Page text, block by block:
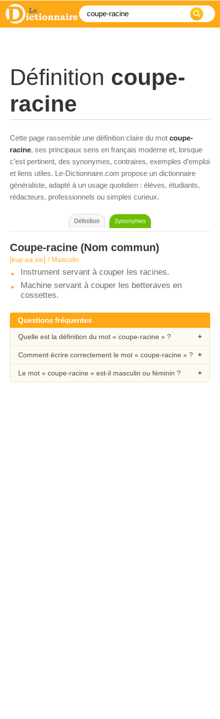
Définition coupe-
racine
Cette page rassemble une définition claire du mot coupe-
racine, ses principaux sens en français moderne et, lorsque
c’est pertinent, des synonymes, contraires, exemples d’emploi
et liens utiles. Le-Dictionnaire.com propose un dictionnaire
généraliste, adapté à un usage quotidien : élèves, étudiants,
rédacteurs, professionnels ou simples curieux.
Définition Synonymes
Coupe-racine (Nom commun)
[kup.ʁa.sin] / Masculin
Instrument servant à couper les racines.
Machine servant à couper les betteraves en
cossettes.
Questions fréquentes
Quelle est la définition du mot « coupe-racine » ?
Comment écrire correctement le mot « coupe-racine » ?
Le mot « coupe-racine » est-il masculin ou féminin ?